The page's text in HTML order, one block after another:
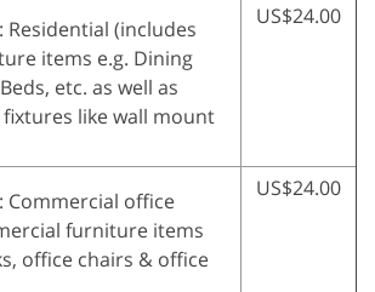
Residential (includes
items e.g. Dining
etc. as well as
like wall mount
US$24.00
Commercial office
furniture items
office chairs & office
US$24.00